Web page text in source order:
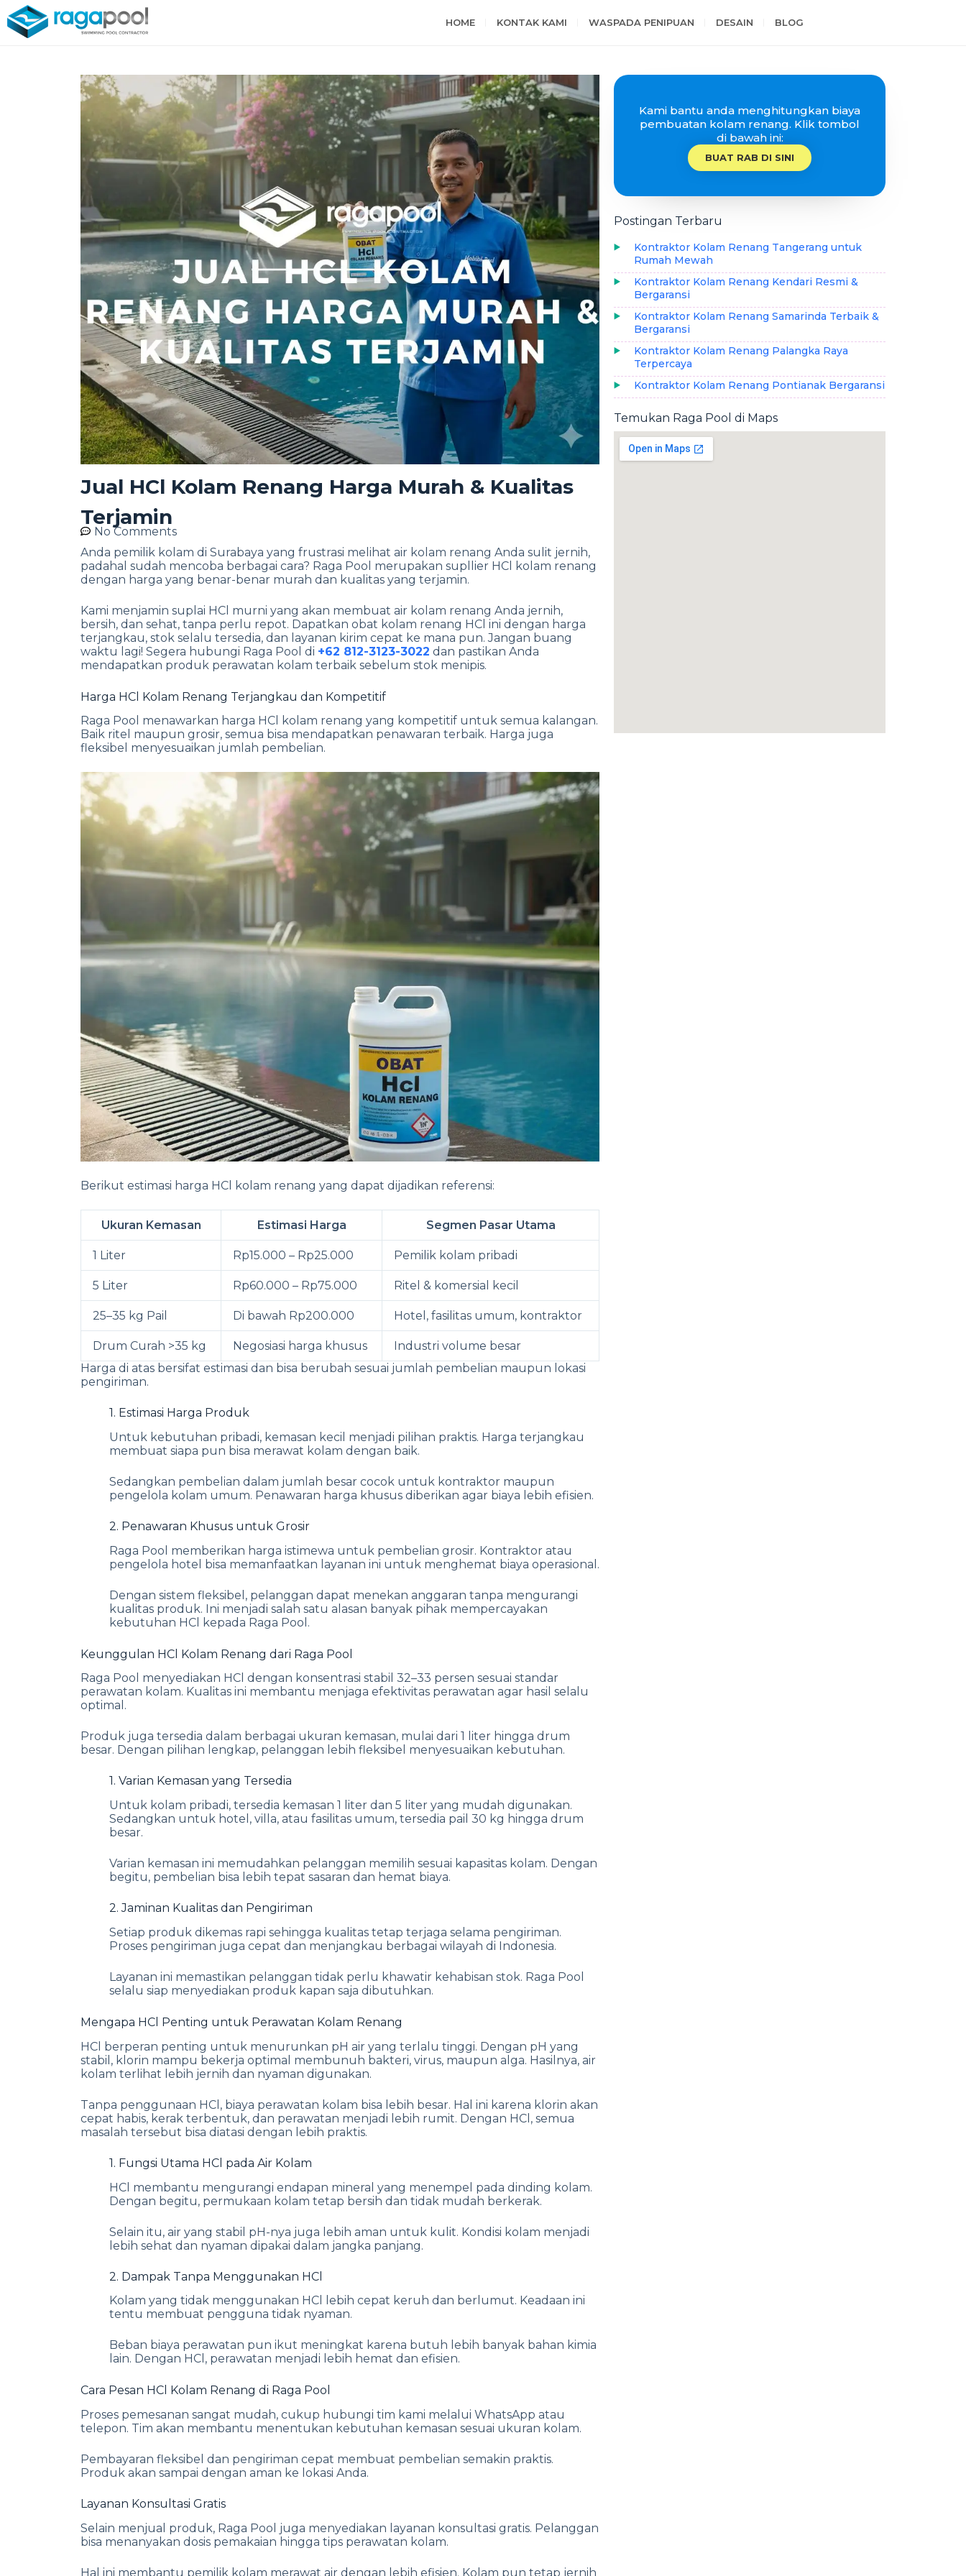
HOME KONTAK KAMI WASPADA PENIPUAN DESAIN BLOG
Jual HCl Kolam Renang Harga Murah & Kualitas
Terjamin
No Comments
Anda pemilik kolam di Surabaya yang frustrasi melihat air kolam renang Anda sulit jernih,
padahal sudah mencoba berbagai cara? Raga Pool merupakan supllier HCl kolam renang
dengan harga yang benar-benar murah dan kualitas yang terjamin.
Kami menjamin suplai HCl murni yang akan membuat air kolam renang Anda jernih,
bersih, dan sehat, tanpa perlu repot. Dapatkan obat kolam renang HCl ini dengan harga
terjangkau, stok selalu tersedia, dan layanan kirim cepat ke mana pun. Jangan buang
waktu lagi! Segera hubungi Raga Pool di +62 812-3123-3022 dan pastikan Anda
mendapatkan produk perawatan kolam terbaik sebelum stok menipis.
Harga HCl Kolam Renang Terjangkau dan Kompetitif
Raga Pool menawarkan harga HCl kolam renang yang kompetitif untuk semua kalangan.
Baik ritel maupun grosir, semua bisa mendapatkan penawaran terbaik. Harga juga
fleksibel menyesuaikan jumlah pembelian.
Berikut estimasi harga HCl kolam renang yang dapat dijadikan referensi:
Ukuran Kemasan Estimasi Harga Segmen Pasar Utama
1 Liter Rp15.000 – Rp25.000 Pemilik kolam pribadi
5 Liter Rp60.000 – Rp75.000 Ritel & komersial kecil
25–35 kg Pail Di bawah Rp200.000 Hotel, fasilitas umum, kontraktor
Drum Curah >35 kg Negosiasi harga khusus
Industri volume besar
Harga di atas bersifat estimasi dan bisa berubah sesuai jumlah pembelian maupun lokasi
pengiriman.
1. Estimasi Harga Produk
Untuk kebutuhan pribadi, kemasan kecil menjadi pilihan praktis. Harga terjangkau
membuat siapa pun bisa merawat kolam dengan baik.
Sedangkan pembelian dalam jumlah besar cocok untuk kontraktor maupun
pengelola kolam umum. Penawaran harga khusus diberikan agar biaya lebih efisien.
2. Penawaran Khusus untuk Grosir
Raga Pool memberikan harga istimewa untuk pembelian grosir. Kontraktor atau
pengelola hotel bisa memanfaatkan layanan ini untuk menghemat biaya operasional.
Dengan sistem fleksibel, pelanggan dapat menekan anggaran tanpa mengurangi
kualitas produk. Ini menjadi salah satu alasan banyak pihak mempercayakan
kebutuhan HCl kepada Raga Pool.
Keunggulan HCl Kolam Renang dari Raga Pool
Raga Pool menyediakan HCl dengan konsentrasi stabil 32–33 persen sesuai standar
perawatan kolam. Kualitas ini membantu menjaga efektivitas perawatan agar hasil selalu
optimal.
Produk juga tersedia dalam berbagai ukuran kemasan, mulai dari 1 liter hingga drum
besar. Dengan pilihan lengkap, pelanggan lebih fleksibel menyesuaikan kebutuhan.
1. Varian Kemasan yang Tersedia
Untuk kolam pribadi, tersedia kemasan 1 liter dan 5 liter yang mudah digunakan.
Sedangkan untuk hotel, villa, atau fasilitas umum, tersedia pail 30 kg hingga drum
besar.
Varian kemasan ini memudahkan pelanggan memilih sesuai kapasitas kolam. Dengan
begitu, pembelian bisa lebih tepat sasaran dan hemat biaya.
2. Jaminan Kualitas dan Pengiriman
Setiap produk dikemas rapi sehingga kualitas tetap terjaga selama pengiriman.
Proses pengiriman juga cepat dan menjangkau berbagai wilayah di Indonesia.
Layanan ini memastikan pelanggan tidak perlu khawatir kehabisan stok. Raga Pool
selalu siap menyediakan produk kapan saja dibutuhkan.
Mengapa HCl Penting untuk Perawatan Kolam Renang
HCl berperan penting untuk menurunkan pH air yang terlalu tinggi. Dengan pH yang
stabil, klorin mampu bekerja optimal membunuh bakteri, virus, maupun alga. Hasilnya, air
kolam terlihat lebih jernih dan nyaman digunakan.
Tanpa penggunaan HCl, biaya perawatan kolam bisa lebih besar. Hal ini karena klorin akan
cepat habis, kerak terbentuk, dan perawatan menjadi lebih rumit. Dengan HCl, semua
masalah tersebut bisa diatasi dengan lebih praktis.
1. Fungsi Utama HCl pada Air Kolam
HCl membantu mengurangi endapan mineral yang menempel pada dinding kolam.
Dengan begitu, permukaan kolam tetap bersih dan tidak mudah berkerak.
Selain itu, air yang stabil pH-nya juga lebih aman untuk kulit. Kondisi kolam menjadi
lebih sehat dan nyaman dipakai dalam jangka panjang.
2. Dampak Tanpa Menggunakan HCl
Kolam yang tidak menggunakan HCl lebih cepat keruh dan berlumut. Keadaan ini
tentu membuat pengguna tidak nyaman.
Beban biaya perawatan pun ikut meningkat karena butuh lebih banyak bahan kimia
lain. Dengan HCl, perawatan menjadi lebih hemat dan efisien.
Cara Pesan HCl Kolam Renang di Raga Pool
Proses pemesanan sangat mudah, cukup hubungi tim kami melalui WhatsApp atau
telepon. Tim akan membantu menentukan kebutuhan kemasan sesuai ukuran kolam.
Pembayaran fleksibel dan pengiriman cepat membuat pembelian semakin praktis.
Produk akan sampai dengan aman ke lokasi Anda.
Layanan Konsultasi Gratis
Selain menjual produk, Raga Pool juga menyediakan layanan konsultasi gratis. Pelanggan
bisa menanyakan dosis pemakaian hingga tips perawatan kolam.
Hal ini membantu pemilik kolam merawat air dengan lebih efisien. Kolam pun tetap jernih
Kami bantu anda menghitungkan biaya
pembuatan kolam renang. Klik tombol
di bawah ini:
BUAT RAB DI SINI
Postingan Terbaru
Kontraktor Kolam Renang Tangerang untuk
Rumah Mewah
Kontraktor Kolam Renang Kendari Resmi &
Bergaransi
Kontraktor Kolam Renang Samarinda Terbaik &
Bergaransi
Kontraktor Kolam Renang Palangka Raya
Terpercaya
Kontraktor Kolam Renang Pontianak Bergaransi
Temukan Raga Pool di Maps